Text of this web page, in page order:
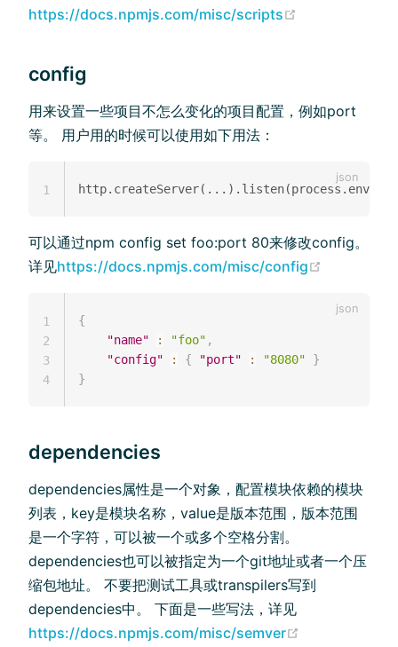
https://docs.npmjs.com/misc/scripts
config
用来设置一些项目不怎么变化的项目配置，例如port
等。 用户用的时候可以使用如下用法：
1
可以通过npm config set foo:port 80来修改config。
详见https://docs.npmjs.com/misc/config
{
"name"
: "foo" ,
"config"
: { "port" : "8080"
}
}
1
2
3
4
dependencies
dependencies属性是一个对象，配置模块依赖的模块
列表，key是模块名称，value是版本范围，版本范围
是一个字符，可以被一个或多个空格分割。
dependencies也可以被指定为一个git地址或者一个压
缩包地址。 不要把测试工具或transpilers写到
dependencies中。 下面是一些写法，详见
https://docs.npmjs.com/misc/semver